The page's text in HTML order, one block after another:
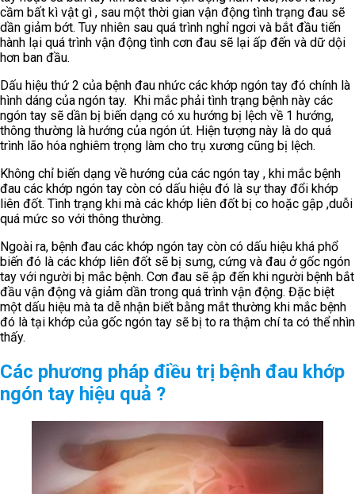
cầm bất kì vật gì , sau một thời gian vận động tình trạng đau sẽ
dần giảm bớt. Tuy nhiên sau quá trình nghỉ ngơi và bắt đầu tiến
hành lại quá trình vận động tình cơn đau sẽ lại ấp đến và dữ dội
hơn ban đầu.
Dấu hiệu thứ 2 của bệnh đau nhức các khớp ngón tay đó chính là
hình dáng của ngón tay. Khi mắc phải tình trạng bệnh này các
ngón tay sẽ dần bị biến dạng có xu hướng bị lệch về 1 hướng,
thông thường là hướng của ngón út. Hiện tượng này là do quá
trình lão hóa nghiêm trọng làm cho trụ xương cũng bị lệch.
Không chỉ biến dạng về hướng của các ngón tay , khi mắc bệnh
đau các khớp ngón tay còn có dấu hiệu đó là sự thay đổi khớp
liên đốt. Tình trạng khi mà các khớp liên đốt bị co hoặc gập ,duỗi
quá mức so với thông thường.
Ngoài ra, bệnh đau các khớp ngón tay còn có dấu hiệu khá phổ
biến đó là các khớp liên đốt sẽ bị sưng, cứng và đau ở gốc ngón
tay với người bị mắc bệnh. Cơn đau sẽ ập đến khi người bệnh bắt
đầu vận động và giảm dần trong quá trình vận động. Đặc biệt
một dấu hiệu mà ta dễ nhận biết bằng mắt thường khi mắc bệnh
đó là tại khớp của gốc ngón tay sẽ bị to ra thậm chí ta có thể nhìn
thấy.
Các phương pháp điều trị bệnh đau khớp
ngón tay hiệu quả ?